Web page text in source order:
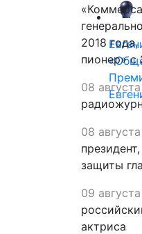
2018
пионер» с
08 августа
08 августа
защиты
09 августа
актриса